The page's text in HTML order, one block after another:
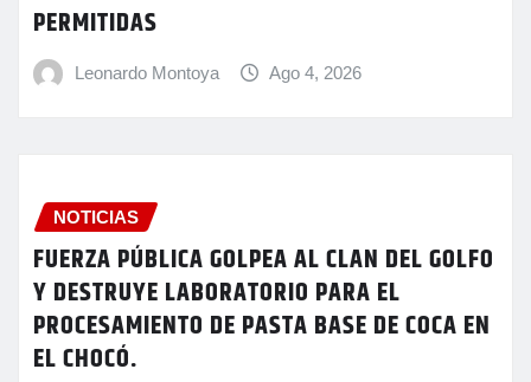
PERMITIDAS
Leonardo Montoya Ago 4, 2026
NOTICIAS
FUERZA PÚBLICA GOLPEA AL CLAN DEL GOLFO
Y DESTRUYE LABORATORIO PARA EL
PROCESAMIENTO DE PASTA BASE DE COCA EN
EL CHOCÓ.